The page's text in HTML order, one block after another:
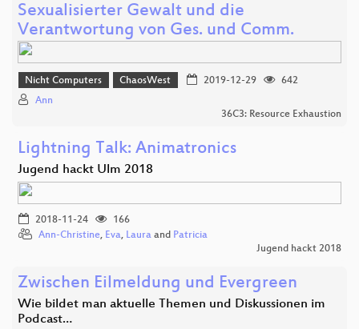
Sexualisierter Gewalt und die
Verantwortung von Ges. und Comm.
Nicht Computers ChaosWest 2019-12-29
642
Ann
36C3: Resource Exhaustion
Lightning Talk: Animatronics
Jugend hackt Ulm 2018
2018-11-24
166
Ann-Christine, Eva, Laura and Patricia
Jugend hackt 2018
Zwischen Eilmeldung und Evergreen
Wie bildet man aktuelle Themen und Diskussionen im
Podcast…